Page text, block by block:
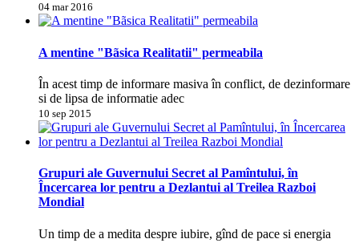
04 mar 2016
A mentine "Bãsica Realitatii" permeabila
În acest timp de informare masiva în conflict, de dezinformare
si de lipsa de informatie adec
10 sep 2015
Grupuri ale Guvernului Secret al Pamîntului, în
Încercarea lor pentru a Dezlantui al Treilea Razboi
Mondial
Un timp de a medita despre iubire, gînd de pace si energia